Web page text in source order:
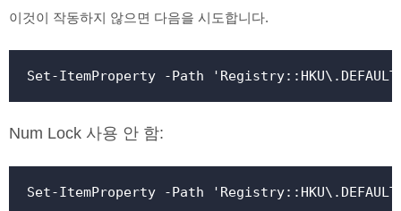
이것이 작동하지 않으면 다음을 시도합니다.
Set-ItemProperty -Path
Num Lock 사용 안 함:
Set-ItemProperty -Path